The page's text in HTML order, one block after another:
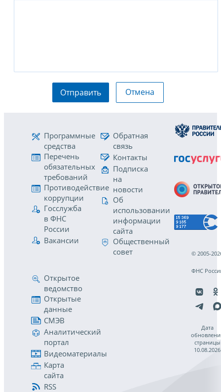
Отправить Отмена
Программные
средства
Перечень
обязательных
требований
Противодействие
коррупции
Госслужба
в ФНС
России
Вакансии
Обратная
связь
Контакты
Подписка
на
новости
Об
использовании
информации
сайта
Общественный
совет
Открытое
ведомство
Открытые
данные
СМЭВ
Аналитический
портал
Видеоматериалы
Карта
сайта
RSS
© 2005-
ФНС
Дата
страницы
10.08.2026